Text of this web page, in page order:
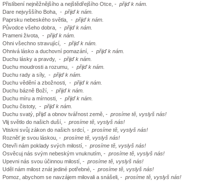
Přislíbení nejněžnějšího a nejštědřejšího Otce, - přijď k nám.
Dare nejvyššího Boha,
- přijď k nám.
Paprsku nebeského světla, - přijď k nám.
Původce všeho dobra, - přijď k nám.
Prameni života, - přijď k nám.
Ohni všechno stravující , - přijď k nám.
Ohnivá lásko a duchovní pomazání, - přijď k nám.
Duchu lásky a pravdy, - přijď k nám.
Duchu moudrosti a rozumu, - přijď k nám.
Duchu rady a síly, - přijď k nám.
Duchu vědění a zbožnosti, - přijď k nám.
Duchu bázně Boží, - přijď k nám.
Duchu míru a mírnosti, - přijď k nám.
Duchu čistoty, - přijď k nám.
Duchu svatý, přijď a obnov tvářnost země, - prosíme tě, vyslyš nás!
Vlij světlo do našich duší, - prosíme tě, vyslyš nás!
Vtiskni svůj zákon do našich srdcí, - prosíme tě, vyslyš nás!
Rozněť je svou láskou, - prosíme tě, vyslyš nás!
Otevři nám poklady svých milostí, - prosíme tě, vyslyš nás!
Osvěcuj nás svým nebeským vnuknutím, - prosíme tě, vyslyš nás!
Upevni nás svou účinnou milostí, - prosíme tě, vyslyš nás!
Uděl nám milost znát jediné potřebné, - prosíme tě, vyslyš nás!
Pomoz, abychom se navzájem milovali a snášeli, - prosíme tě, vyslyš nás!